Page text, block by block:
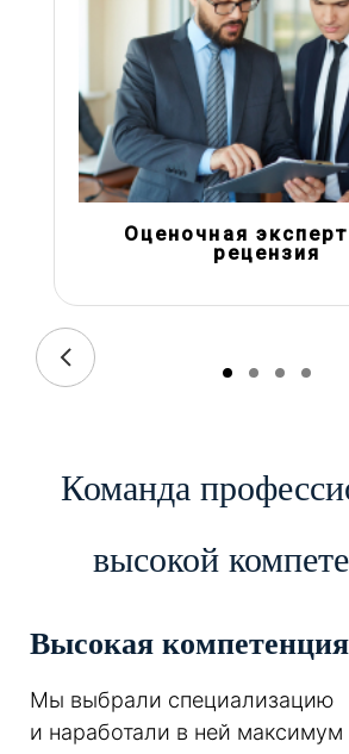
Оценочная
рецензия
Команда
высокой
Высокая компетенция
Мы выбрали специализацию
и наработали в ней